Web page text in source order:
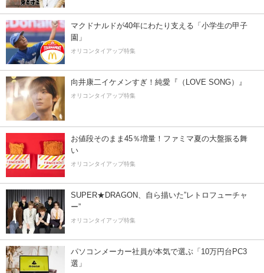
マクドナルドが40年にわたり支える「小学生の甲子
園」
オリコンタイアップ特集
向井康二イケメンすぎ！純愛『（LOVE SONG）』
オリコンタイアップ特集
お値段そのまま45％増量！ファミマ夏の大盤振る舞
い
オリコンタイアップ特集
SUPER★DRAGON、自ら描いた”レトロフューチャ
ー”
オリコンタイアップ特集
パソコンメーカー社員が本気で選ぶ「10万円台PC3
選」